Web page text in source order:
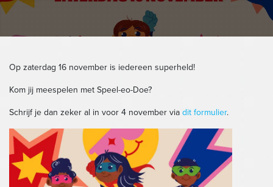
Op zaterdag 16 november is iedereen superheld!
Kom jij meespelen met Speel-eo-Doe?
Schrijf je dan zeker al in voor 4 november via dit formulier.